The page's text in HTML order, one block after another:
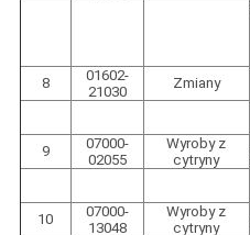
8
01602-
21030
Zmiany
9
07000-
02055
Wyroby z
cytryny
10
07000-
13048
Wyroby z
cytryny